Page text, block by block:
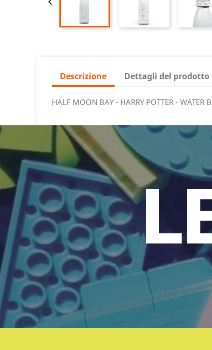
Descrizione Dettagli del prodotto
HALF MOON BAY - HARRY POTTER - WATER